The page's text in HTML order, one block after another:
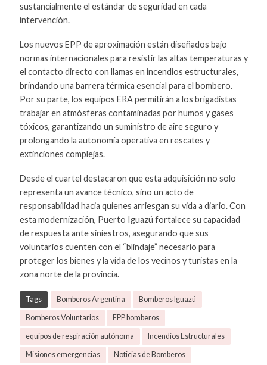
sustancialmente el estándar de seguridad en cada
intervención.
Los nuevos EPP de aproximación están diseñados bajo
normas internacionales para resistir las altas temperaturas y
el contacto directo con llamas en incendios estructurales,
brindando una barrera térmica esencial para el bombero.
Por su parte, los equipos ERA permitirán a los brigadistas
trabajar en atmósferas contaminadas por humos y gases
tóxicos, garantizando un suministro de aire seguro y
prolongando la autonomía operativa en rescates y
extinciones complejas.
Desde el cuartel destacaron que esta adquisición no solo
representa un avance técnico, sino un acto de
responsabilidad hacia quienes arriesgan su vida a diario. Con
esta modernización, Puerto Iguazú fortalece su capacidad
de respuesta ante siniestros, asegurando que sus
voluntarios cuenten con el “blindaje” necesario para
proteger los bienes y la vida de los vecinos y turistas en la
zona norte de la provincia.
Tags Bomberos Argentina Bomberos Iguazú
Bomberos Voluntarios EPP bomberos
equipos de respiración autónoma Incendios Estructurales
Misiones emergencias Noticias de Bomberos